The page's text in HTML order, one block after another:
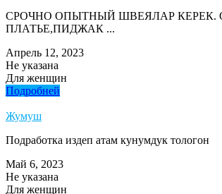
СРОЧНО ОПЫТНЫЙ ШВЕЯЛАР КЕРЕК.
ПЛАТЬЕ,ПИДЖАК ...
Апрель 12, 2023
Не указана
Для женщин
Подробней
Жумуш
Подработка издеп атам кунумдук тологон
Май 6, 2023
Не указана
Для женщин